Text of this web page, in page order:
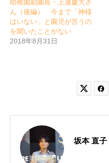
幼稚園副園長・上瀧慶大さ
ん（後編） 今まで「神様
はいない」と園児が言うの
を聞いたことがない
2018年8月31日
 
坂本 直子